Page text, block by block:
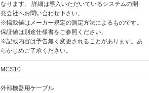
なります。 詳細は導入いただいているシステムの開
発会社へお問い合わせ下さい。
※掲載値はメーカー規定の測定方法によるものです。
保証値は別途仕様書をご参照ください。
※記載内容は予告無く変更されることがあります。あ
らかじめご了承ください。
MCS10
外部機器用ケーブル